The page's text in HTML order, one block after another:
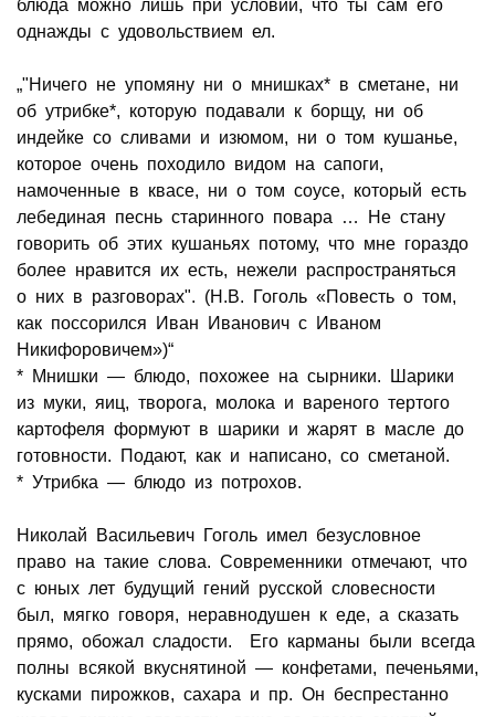
блюда можно лишь при условии, что ты сам его
однажды с удовольствием ел.
„"Ничего не упомяну ни о мнишках* в сметане, ни
об утрибке*, которую подавали к борщу, ни об
индейке со сливами и изюмом, ни о том кушанье,
которое очень походило видом на сапоги,
намоченные в квасе, ни о том соусе, который есть
лебединая песнь старинного повара … Не стану
говорить об этих кушаньях потому, что мне гораздо
более нравится их есть, нежели распространяться
о них в разговорах". (Н.В. Гоголь «Повесть о том,
как поссорился Иван Иванович с Иваном
Никифоровичем»)“
* Мнишки — блюдо, похожее на сырники. Шарики
из муки, яиц, творога, молока и вареного тертого
картофеля формуют в шарики и жарят в масле до
готовности. Подают, как и написано, со сметаной.
* Утрибка — блюдо из потрохов.
Николай Васильевич Гоголь имел безусловное
право на такие слова. Современники отмечают, что
с юных лет будущий гений русской словесности
был, мягко говоря, неравнодушен к еде, а сказать
прямо, обожал сладости. Его карманы были всегда
полны всякой вкуснятиной — конфетами, печеньями,
кусками пирожков, сахара и пр. Он беспрестанно